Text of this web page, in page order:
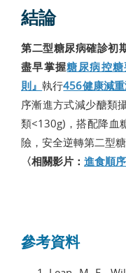
結論
第二型糖尿病確診初
盡早掌握糖尿病控糖
則』執行456健康減重
序漸進方式減少醣類
類<130g)，搭配降血
險，安全逆轉第二型
〈相關影片： 進食順
參考資料